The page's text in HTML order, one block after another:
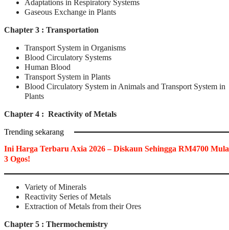
Adaptations in Respiratory Systems
Gaseous Exchange in Plants
Chapter 3 : Transportation
Transport System in Organisms
Blood Circulatory Systems
Human Blood
Transport System in Plants
Blood Circulatory System in Animals and Transport System in
Plants
Chapter 4 : Reactivity of Metals
Trending sekarang
Ini Harga Terbaru Axia 2026 – Diskaun Sehingga RM4700
3 Ogos!
Variety of Minerals
Reactivity Series of Metals
Extraction of Metals from their Ores
Chapter 5 : Thermochemistry